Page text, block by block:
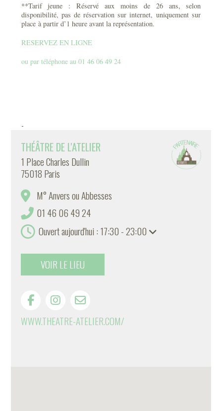
**Tarif jeune : Réservé aux moins de 26 ans, selon
disponibilité, pas de réservation sur internet, uniquement sur
place à partir d’1 heure avant la représentation.
RESERVEZ EN LIGNE
ou par téléphone au 01 46 06 49 24
-
THÉÂTRE DE L'ATELIER
1 Place Charles Dullin
75018 Paris
M° Anvers ou Abbesses
01 46 06 49 24
Ouvert aujourd'hui : 17:30 - 23:00
VOIR LE LIEU
WWW.THEATRE-ATELIER.COM/